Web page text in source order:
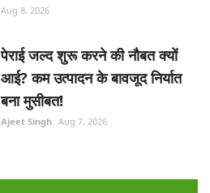
Aug 8, 2026
पेराई जल्द शुरू करने की नौबत क्यों
आई? कम उत्पादन के बावजूद निर्यात
बना मुसीबत!
Ajeet Singh Aug 7, 2026